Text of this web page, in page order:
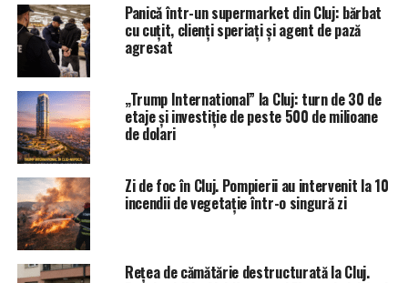
Panicǎ într-un supermarket din Cluj: bărbat
cu cuțit, clienți speriați și agent de pază
agresat
„Trump International” la Cluj: turn de 30 de
etaje și investiție de peste 500 de milioane
de dolari
Zi de foc în Cluj. Pompierii au intervenit la 10
incendii de vegetație într-o singură zi
Rețea de cămătărie destructurată la Cluj.